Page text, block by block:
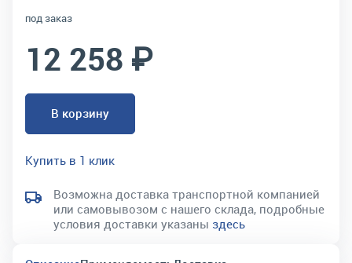
под заказ
12 258 ₽
В корзину
Купить в 1 клик
Возможна доставка транспортной компанией
или самовывозом с нашего склада, подробные
условия доставки указаны здесь